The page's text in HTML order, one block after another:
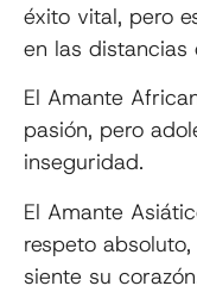
éxito vital, pero
en las distancias
El Amante
pasión, pero
inseguridad.
El Amante
respeto
siente su